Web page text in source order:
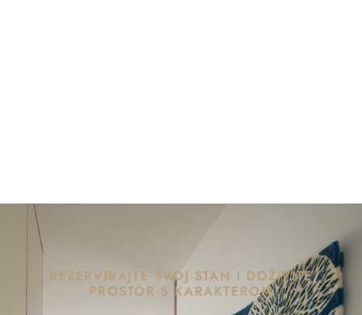
REZERVIRAJTE SVOJ STAN I DOŽIVITE
PROSTOR S KARAKTEROM